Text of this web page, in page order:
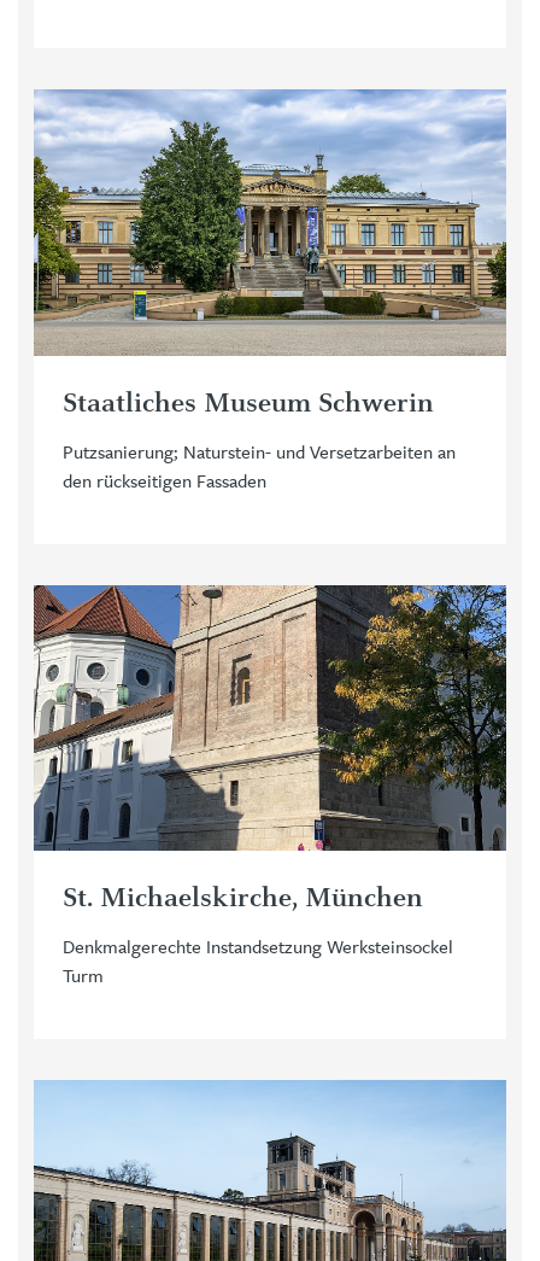
Staatliches Museum Schwerin
Putzsanierung; Naturstein- und Versetzarbeiten an
den rückseitigen Fassaden
St. Michaelskirche, München
Denkmalgerechte Instandsetzung Werksteinsockel
Turm